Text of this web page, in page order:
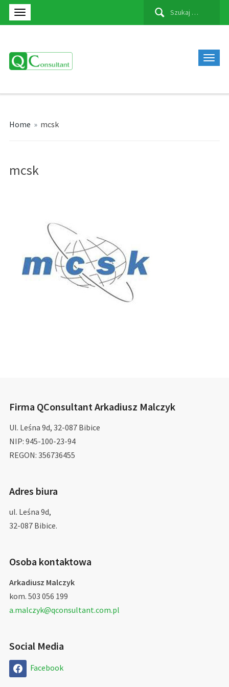
Szukaj:
Home » mcsk
mcsk
Firma QConsultant Arkadiusz Malczyk
Ul. Leśna 9d, 32-087 Bibice
NIP: 945-100-23-94
REGON: 356736455
Adres biura
ul. Leśna 9d,
32-087 Bibice.
Osoba kontaktowa
Arkadiusz Malczyk
kom. 503 056 199
a.malczyk@qconsultant.com.pl
Social Media
Facebook